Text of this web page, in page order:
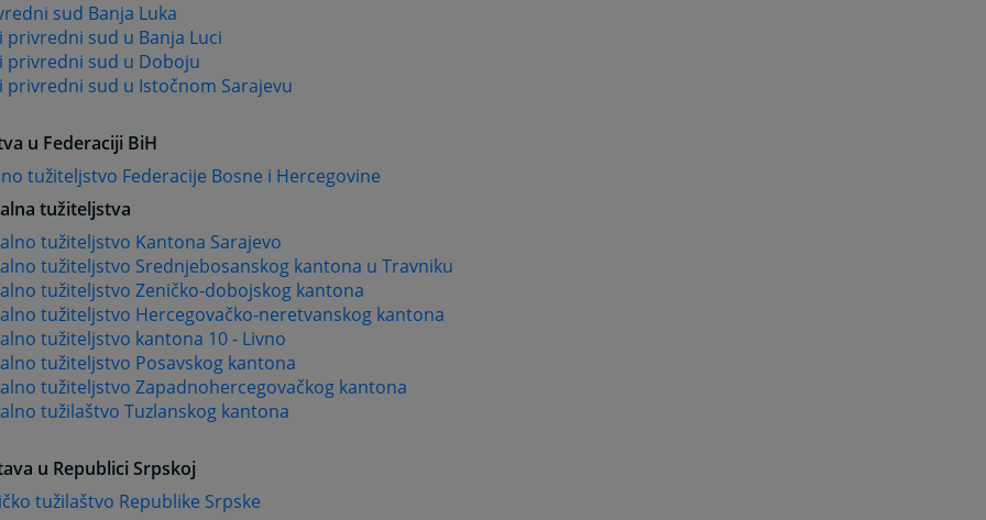
sud Banja Luka
privredni sud u Banja Luci
privredni sud u Doboju
privredni sud u Istočnom Sarajevu
u Federaciji BiH
tužiteljstvo Federacije Bosne i Hercegovine
tužiteljstva
tužiteljstvo Kantona Sarajevo
tužiteljstvo Srednjebosanskog kantona u Travniku
tužiteljstvo Zeničko-dobojskog kantona
tužiteljstvo Hercegovačko-neretvanskog kantona
tužiteljstvo kantona 10 - Livno
tužiteljstvo Posavskog kantona
tužiteljstvo Zapadnohercegovačkog kantona
tužilaštvo Tuzlanskog kantona
u Republici Srpskoj
tužilaštvo Republike Srpske